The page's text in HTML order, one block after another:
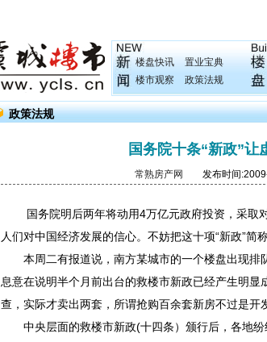
楼盘快讯
置业宝典
楼市观察
政策法规
政策法规
国务院十条“新政”让
常熟房产网 发布时间
国务院明后两年将动用4万亿元政府投资，采取对
人们对中国经济发展的信心。不妨把这十项“新政”简称
本周二有报道说，南方某城市的一个楼盘出现排
息意在说明半个月前出台的救楼市新政已经产生明
查，实际才卖出两套，所谓抢购百余套新房不过是开
中央层面的救楼市新政(十四条）颁行后，各地纷